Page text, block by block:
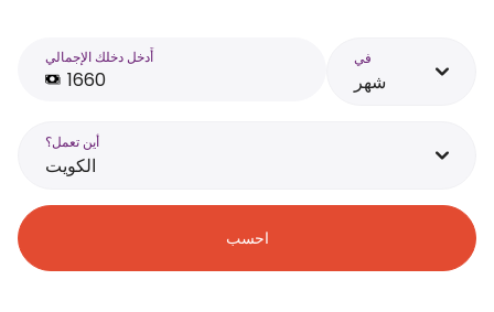
أَدخل دخلك الإجمالي في
شهر
أين تعمل؟
الكويت
احسب